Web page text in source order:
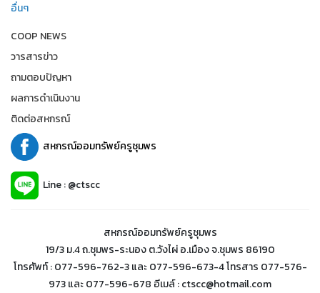
อื่นๆ
COOP NEWS
วารสารข่าว
ถามตอบปัญหา
ผลการดำเนินงาน
ติดต่อสหกรณ์
สหกรณ์ออมทรัพย์ครูชุมพร
Line : @ctscc
สหกรณ์ออมทรัพย์ครูชุมพร
19/3 ม.4 ถ.ชุมพร-ระนอง ต.วังไผ่ อ.เมือง จ.ชุมพร 86190
โทรศัพท์ : 077-596-762-3 และ 077-596-673-4 โทรสาร 077-576-
973 และ 077-596-678 อีเมล์ : ctscc@hotmail.com